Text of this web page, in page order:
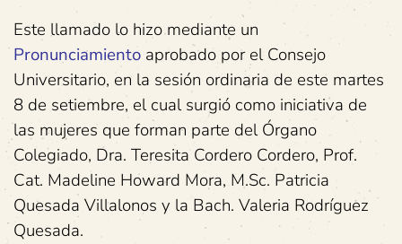
Este llamado lo hizo mediante un
Pronunciamiento aprobado por el Consejo
Universitario, en la sesión ordinaria de este martes
8 de setiembre, el cual surgió como iniciativa de
las mujeres que forman parte del Órgano
Colegiado, Dra. Teresita Cordero Cordero, Prof.
Cat. Madeline Howard Mora, M.Sc. Patricia
Quesada Villalonos y la Bach. Valeria Rodríguez
Quesada.